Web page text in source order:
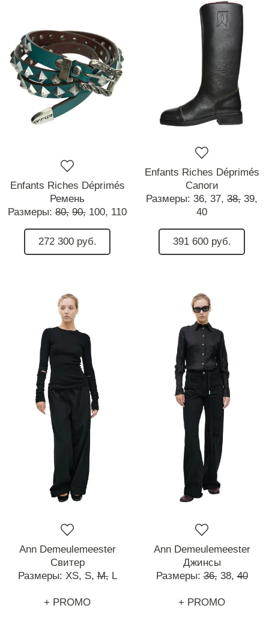
Enfants Riches Déprimés
Ремень
Размеры: 80, 90, 100, 110
272 300 руб.
Enfants Riches Déprimés
Сапоги
Размеры: 36, 37, 38, 39,
40
391 600 руб.
Ann Demeulemeester
Свитер
Размеры: XS, S, M, L
+ PROMO
Ann Demeulemeester
Джинсы
Размеры:36, 38, 40
+ PROMO